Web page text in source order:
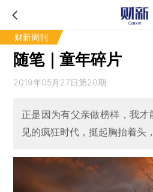
财新周刊
随笔｜童年碎片
2019年05月27日第20期
正是因为有父亲做榜样，我
见的疯狂时代，挺起胸抬着头